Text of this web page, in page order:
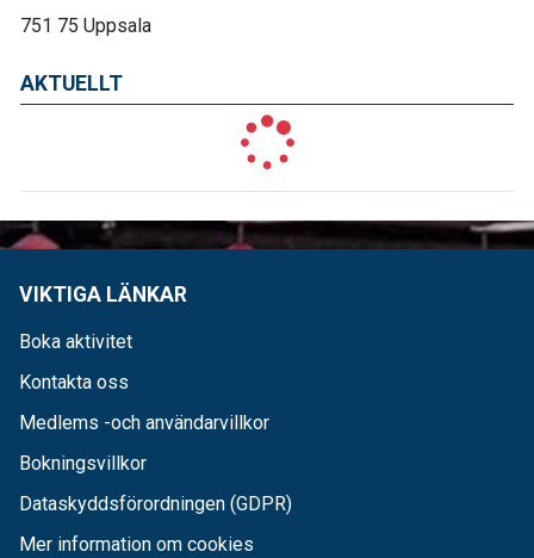
AKTUELLT
751 75 Uppsala
VIKTIGA LÄNKAR
Boka aktivitet
Kontakta oss
Medlems -och användarvillkor
Bokningsvillkor
Dataskyddsförordningen (GDPR)
Mer information om cookies